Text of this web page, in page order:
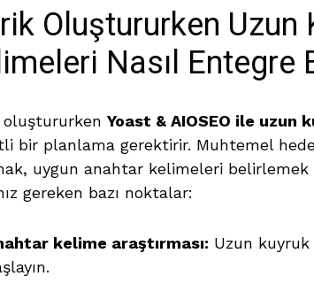
Oluştururken Uzun
Nasıl Entegre
oluştururken Yoast & AIOSEO ile
bir planlama gerektirir. Muhtemel
uygun anahtar kelimeleri
gereken bazı noktalar:
kelime araştırması: Uzun